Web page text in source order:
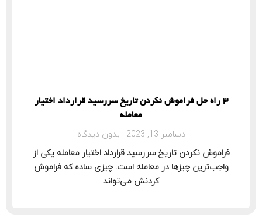
3 راه حل فراموش نکردن تاریخ سررسید قرارداد اختیار
معامله
دسامبر 13, 2023
بدون دیدگاه
فراموش نکردن تاریخ سررسید قرارداد اختیار معامله یکی از
واجب‌ترین چیزها در معامله است. چیزی ساده که فراموش
کردنش می‌تواند